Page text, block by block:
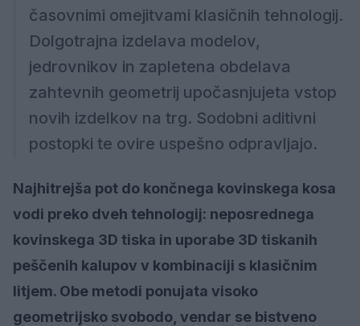
časovnimi omejitvami klasičnih tehnologij.
Dolgotrajna izdelava modelov,
jedrovnikov in zapletena obdelava
zahtevnih geometrij upočasnjujeta vstop
novih izdelkov na trg. Sodobni aditivni
postopki te ovire uspešno odpravljajo.
Najhitrejša pot do končnega kovinskega kosa
vodi preko dveh tehnologij: neposrednega
kovinskega 3D tiska in uporabe 3D tiskanih
peščenih kalupov v kombinaciji s klasičnim
litjem. Obe metodi ponujata visoko
geometrijsko svobodo, vendar se bistveno